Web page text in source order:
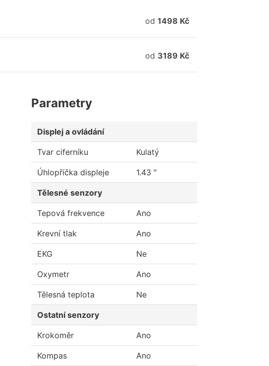
od 1498 Kč
od 3189 Kč
Parametry
Displej a ovládání
Tvar ciferníku Kulatý
Úhlopříčka displeje 1.43 ″
Tělesné senzory
Tepová frekvence Ano
Krevní tlak Ano
EKG Ne
Oxymetr Ano
Tělesná teplota Ne
Ostatní senzory
Krokoměr Ano
Kompas Ano